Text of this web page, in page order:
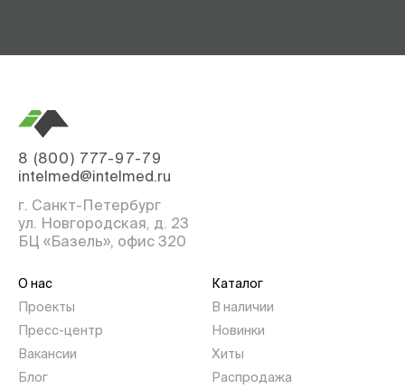
8 (800) 777-97-79
intelmed@intelmed.ru
г. Санкт-Петербург
ул. Новгородская, д. 23
БЦ «Базель», офис 320
О нас
Проекты
Пресс-центр
Вакансии
Блог
Каталог
В наличии
Новинки
Хиты
Распродажа